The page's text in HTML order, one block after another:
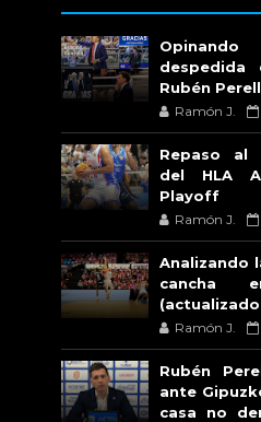
despedida
Rubén
Ramón J.
Repaso al
del HLA
Playoff
Ramón J.
Analizando
cancha
(actualizado
Ramón J.
Rubén
ante
casa no